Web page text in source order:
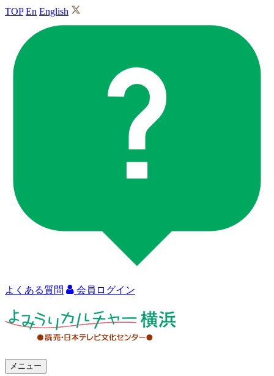
TOP En English
よくある質問 会員ログイン
メニュー